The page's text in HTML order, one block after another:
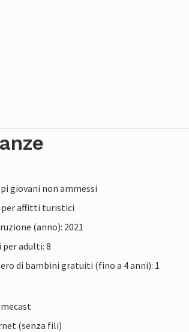
giovani non ammessi
per affitti turistici
(anno): 2021
adulti: 8
di bambini gratuiti (fino a 4 anni): 1
(senza fili)